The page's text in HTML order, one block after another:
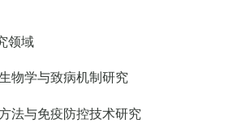
领域
生物学与致病机制研究
方法与免疫防控技术研究